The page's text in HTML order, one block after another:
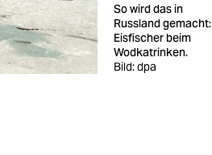
So wird das in
Russland gemacht:
Eisfischer beim
Wodkatrinken.
Bild: dpa